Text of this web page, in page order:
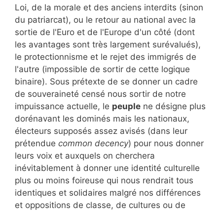
Loi, de la morale et des anciens interdits (sinon
du patriarcat), ou le retour au national avec la
sortie de l'Euro et de l'Europe d'un côté (dont
les avantages sont très largement surévalués),
le protectionnisme et le rejet des immigrés de
l'autre (impossible de sortir de cette logique
binaire). Sous prétexte de se donner un cadre
de souveraineté censé nous sortir de notre
impuissance actuelle, le peuple ne désigne plus
dorénavant les dominés mais les nationaux,
électeurs supposés assez avisés (dans leur
prétendue common decency) pour nous donner
leurs voix et auxquels on cherchera
inévitablement à donner une identité culturelle
plus ou moins foireuse qui nous rendrait tous
identiques et solidaires malgré nos différences
et oppositions de classe, de cultures ou de